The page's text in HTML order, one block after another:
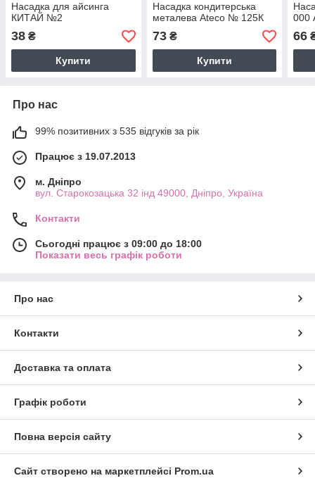
Насадка для айсинга
КИТАЙ №2
38 ₴
Купити
Насадка кондитерська
металева Ateco № 125К
73₴
Купити
000
66
Про нас
99% позитивних з 535 відгуків за рік
Працює з 19.07.2013
м. Дніпро
вул. Старокозацька 32 інд 49000, Дніпро, Україна
Контакти
Сьогодні працює з 09:00 до 18:00
Показати весь графік роботи
Про нас
Контакти
Доставка та оплата
Графік роботи
Повна версія сайту
Сайт створено на маркетплейсі Prom.ua